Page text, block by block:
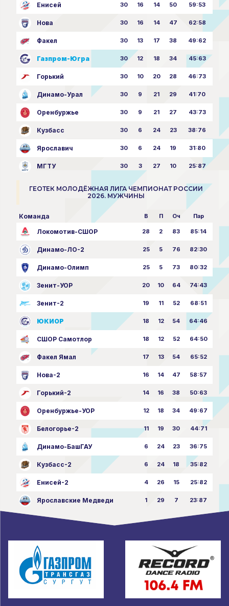
Енисей 30 16 14 50 59:53
Нова 30 16 14 47 62:58
Факел 30 13 17 38 49:62
Газпром-Югра 30 12 18 34 45:63
Горький 30 10 20 28 46:73
Динамо-Урал 30 9 21 29 41:70
Оренбуржье 30 9 21 27 43:73
Кузбасс 30 6 24 23 38:76
Ярославич 30 6 24 19 31:80
МГТУ 30 3 27 10 25:87
ГЕОТЕК МОЛОДЁЖНАЯ ЛИГА ЧЕМПИОНАТ РОССИИ
2026. МУЖЧИНЫ
Команда В П Оч Пар
Локомотив-СШОР 28 2 83 85:14
Динамо-ЛО-2 25 5 76 82:30
Динамо-Олимп 25 5 73 80:32
Зенит-УОР 20 10 64 74:43
Зенит-2 19 11 52 68:51
ЮКИОР 18 12 54 64:46
СШОР Самотлор 18 12 52 64:50
Факел Ямал 17 13 54 65:52
Нова-2 16 14 47 58:57
Горький-2 14 16 38 50:63
Оренбуржье-УОР 12 18 34 49:67
Белогорье-2 11 19 30 44:71
Динамо-БашГАУ 6 24 23 36:75
Кузбасс-2 6 24 18 35:82
Енисей-2 4 26 15 25:82
Ярославские Медведи 1 29 7 23:87